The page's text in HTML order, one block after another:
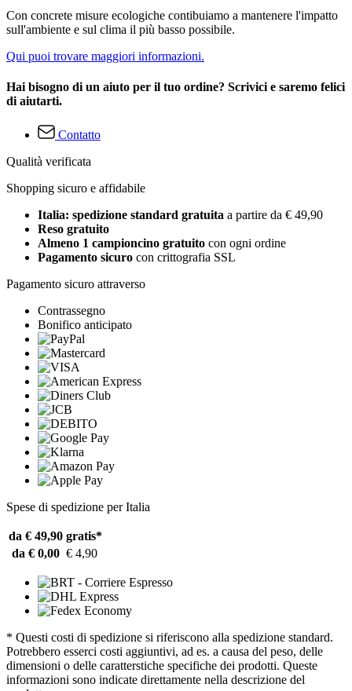
Con concrete misure ecologiche contibuiamo a mantenere l'impatto
sull'ambiente e sul clima il più basso possibile.
Qui puoi trovare maggiori informazioni.
Hai bisogno di un aiuto per il tuo ordine? Scrivici e saremo felici
di aiutarti.
Contatto
Qualità verificata
Shopping sicuro e affidabile
Italia: spedizione standard gratuita a partire da € 49,90
Reso gratuito
Almeno 1 campioncino gratuito con ogni ordine
Pagamento sicuro con crittografia SSL
Pagamento sicuro attraverso
Contrassegno
Bonifico anticipato
Spese di spedizione per Italia
da € 49,90 gratis*
da € 0,00 € 4,90
* Questi costi di spedizione si riferiscono alla spedizione standard.
Potrebbero esserci costi aggiuntivi, ad es. a causa del peso, delle
dimensioni o delle caratterstiche specifiche dei prodotti. Queste
informazioni sono indicate direttamente nella descrizione del